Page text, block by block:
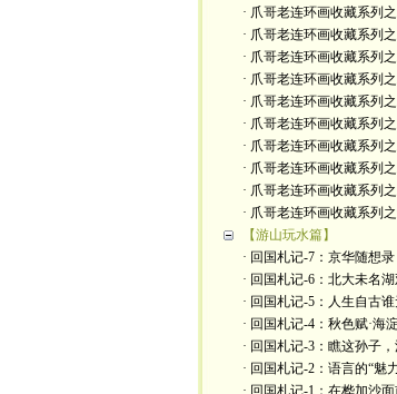
· 爪哥老连环画收藏系列
· 爪哥老连环画收藏系列
· 爪哥老连环画收藏系列
· 爪哥老连环画收藏系列
· 爪哥老连环画收藏系列
· 爪哥老连环画收藏系列
· 爪哥老连环画收藏系列
· 爪哥老连环画收藏系列
· 爪哥老连环画收藏系列
· 爪哥老连环画收藏系列
【游山玩水篇】
· 回国札记-7：京华随想录
· 回国札记-6：北大未名
· 回国札记-5：人生自古
· 回国札记-4：秋色赋·海
· 回国札记-3：瞧这孙子
· 回国札记-2：语言的“魅
· 回国札记-1：在桦加沙